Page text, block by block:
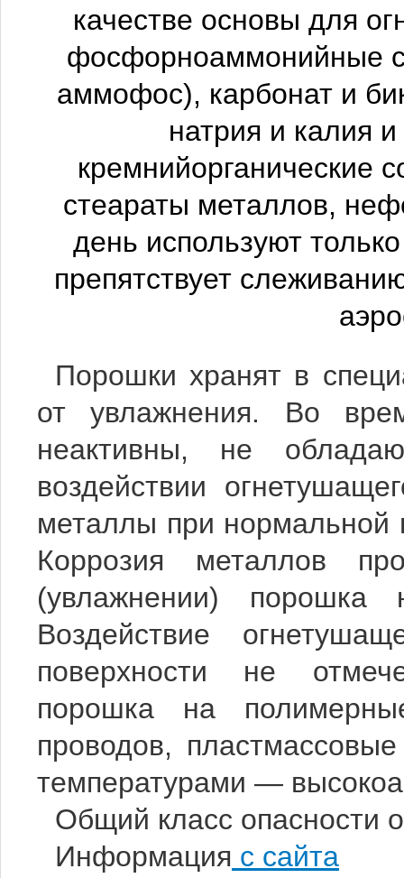
качестве основы для
фосфорноаммонийные
аммофос), карбонат и
натрия и калия
кремнийорганические
стеараты металлов,
день используют
препятствует
Порошки хранят в
от увлажнения. Во
неактивны, не
воздействии
металлы при нормальной
Коррозия металлов
(увлажнении) порошка
Воздействие
поверхности не
порошка на
проводов,
температурами —
Общий класс опасности
Информация с сайта